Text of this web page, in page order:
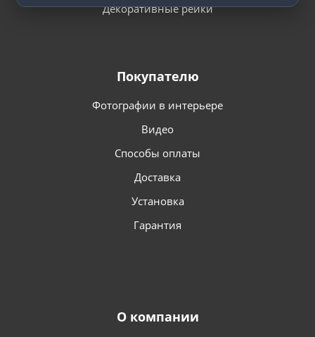
Декоративные рейки
Покупателю
Фотографии в интерьере
Видео
Способы оплаты
Доставка
Установка
Гарантия
О компании